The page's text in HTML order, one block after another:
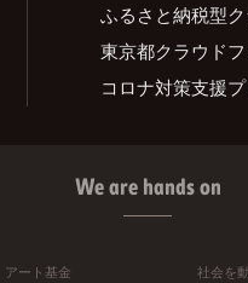
ふるさと納税型
東京都クラウド
コロナ対策支援
We are hands on
アート基金 社会を